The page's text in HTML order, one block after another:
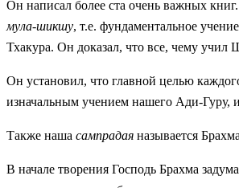
Он написал более ста очень важных
мула-шикшу, т.е. фундаментальное
Тхакура. Он доказал, что все, чему учил
Он установил, что главной целью
изначальным учением нашего Ади-Гуру,
Также наша сампрадая называется
В начале творения Господь Брахма